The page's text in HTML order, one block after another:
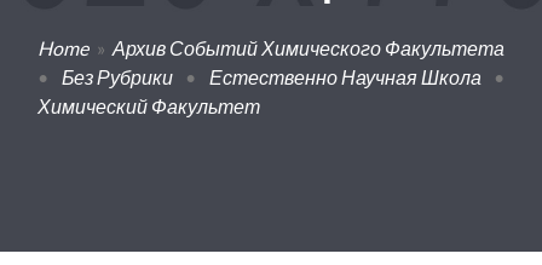
Home» Архив Событий Химического Факультета
•
Без Рубрики • Естественно Научная Школа
•
Химический Факультет